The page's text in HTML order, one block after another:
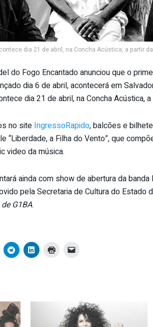
dia 21 de abril, na Concha Acústica, a partir
do Fogo Encantado anunciou que o
dia 6 de abril, acontecerá em
dia 21 de abril, na Concha Acústica,
no site IngressoRapido, balcões e
“Liberdade, a Filha do Vento”, que
video da música.
ainda com show de abertura da
pela Secretaria de Cultura do Estado
G1BA.